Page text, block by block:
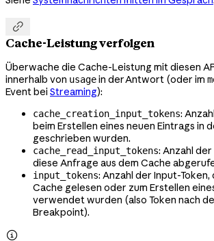

Cache-Leistung verfolgen
Überwache die Cache-Leistung mit diesen
innerhalb von usagein der Antwort (oder im
Event bei Streaming):
cache_creation_input_tokens:
beim Erstellen eines neuen Eintrags in
geschrieben wurden.
cache_read_input_tokens: Anzahl
diese Anfrage aus dem Cache
input_tokens: Anzahl der Input-Token,
Cache gelesen oder zum Erstellen
verwendet wurden (also Token nach
Breakpoint).
